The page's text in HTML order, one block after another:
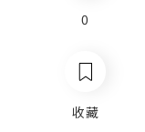
0
收藏